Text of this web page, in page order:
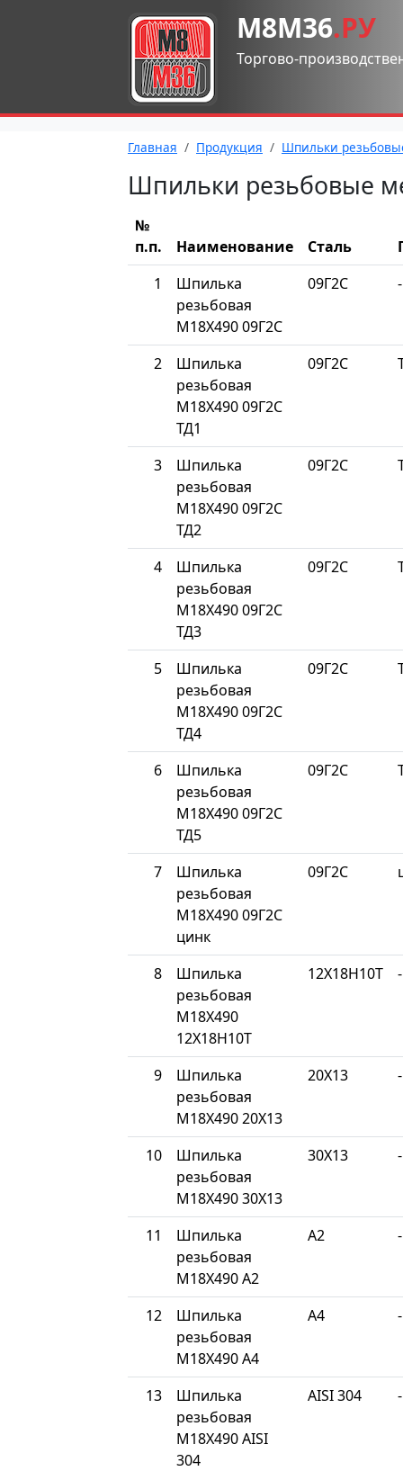
М8М36.РУ
Торгово-
Главная Продукция Шпильки
Шпильки резьбовые
№
п.п.
Наименование Сталь
1
Шпилька
резьбовая
М18Х490 09Г2С
09Г2С -
2
Шпилька
резьбовая
М18Х490 09Г2С
ТД1
09Г2С
3
Шпилька
резьбовая
М18Х490 09Г2С
ТД2
09Г2С
4
Шпилька
резьбовая
М18Х490 09Г2С
ТД3
09Г2С
5
Шпилька
резьбовая
М18Х490 09Г2С
ТД4
09Г2С
6
Шпилька
резьбовая
М18Х490 09Г2С
ТД5
09Г2С
7
Шпилька
резьбовая
М18Х490 09Г2С
цинк
09Г2С
8
Шпилька
резьбовая
М18Х490
12Х18Н10Т
12Х18Н10Т -
9
Шпилька
резьбовая
М18Х490 20Х13
20Х13 -
10
Шпилька
резьбовая
М18Х490 30Х13
30Х13 -
11
Шпилька
резьбовая
М18Х490 A2
A2 -
12
Шпилька
резьбовая
М18Х490 A4
A4 -
13
Шпилька
резьбовая
М18Х490 AISI
304
AISI 304 -